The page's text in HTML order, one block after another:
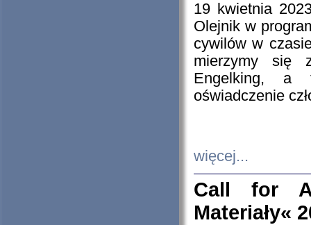
19 kwietnia
Olejnik w
cywilów w
mierzymy się
Engelking, a
oświadczenie
więcej...
Call for
Materiały«